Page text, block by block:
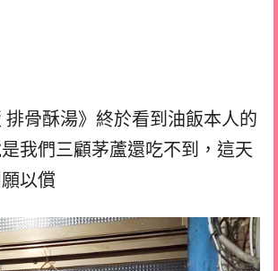
排骨酥湯》終於看到油飯本人的
我們三顧茅蘆還吃不到， 這天
以償